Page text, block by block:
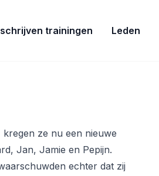
trainingen Leden
ze nu een nieuwe
Jan, Jamie en Pepijn.
echter dat zij